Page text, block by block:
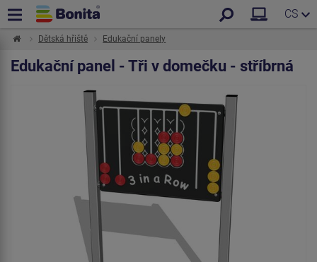
CS
Dětská hřiště Edukační panely
Edukační panel - Tři v domečku - stříbrná